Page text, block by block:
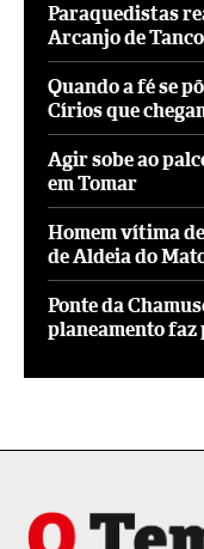
Paraquedistas
Arcanjo de
Quando a fé se
Círios que
Agir sobe ao
em Tomar
Homem vítima
de Aldeia do
Ponte da
planeamento